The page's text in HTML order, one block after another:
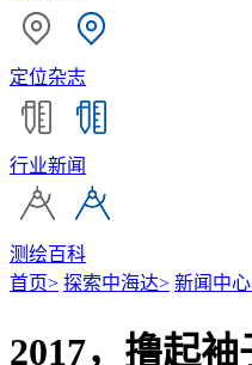
定位杂志
行业新闻
测绘百科
首页> 探索中海达> 新闻中心
2017，撸起